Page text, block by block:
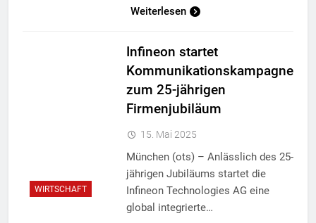
Weiterlesen
WIRTSCHAFT
Infineon startet
Kommunikationskampagne
zum 25-jährigen
Firmenjubiläum
15. Mai 2025
München (ots) – Anlässlich des 25-
jährigen Jubiläums startet die
Infineon Technologies AG eine
global integrierte…